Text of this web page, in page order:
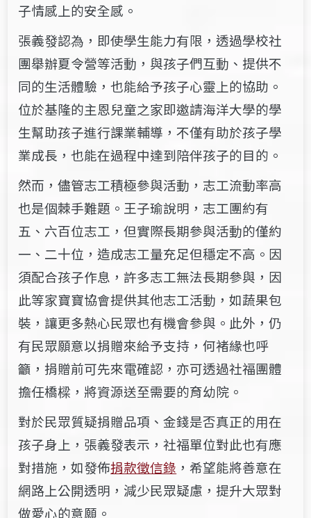
子情感上的安全感。
張義發認為，即使學生能力有限，透過學校社
團舉辦夏令營等活動，與孩子們互動、提供不
同的生活體驗，也能給予孩子心靈上的協助。
位於基隆的主恩兒童之家即邀請海洋大學的學
生幫助孩子進行課業輔導，不僅有助於孩子學
業成長，也能在過程中達到陪伴孩子的目的。
然而，儘管志工積極參與活動，志工流動率高
也是個棘手難題。王子瑜說明，志工團約有
五、六百位志工，但實際長期參與活動的僅約
一、二十位，造成志工量充足但穩定不高。因
須配合孩子作息，許多志工無法長期參與，因
此等家寶寶協會提供其他志工活動，如蔬果包
裝，讓更多熱心民眾也有機會參與。此外，仍
有民眾願意以捐贈來給予支持，何褚緣也呼
籲，捐贈前可先來電確認，亦可透過社福團體
擔任橋樑，將資源送至需要的育幼院。
對於民眾質疑捐贈品項、金錢是否真正的用在
孩子身上，張義發表示，社福單位對此也有應
對措施，如發佈捐款徵信錄 ，希望能將善意在
網路上公開透明，減少民眾疑慮，提升大眾對
做愛心的意願。